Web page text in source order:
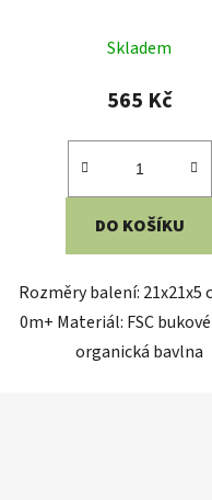
Skladem
565 Kč
DO KOŠÍKU
Rozměry balení: 21x21x5
0m+ Materiál: FSC
organická bavlna